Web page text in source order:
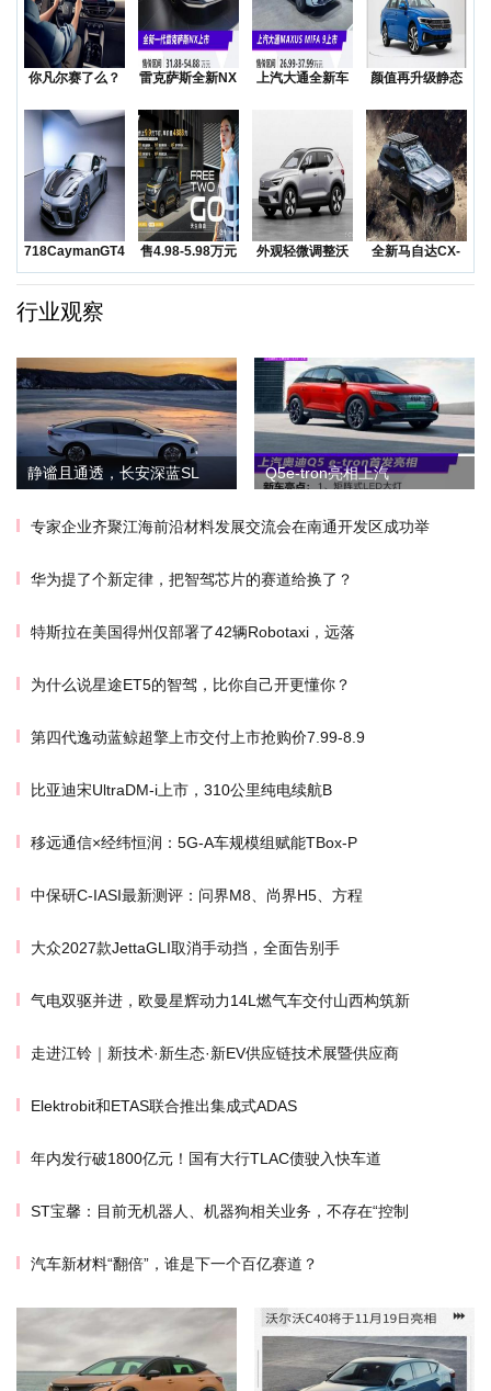
你凡尔赛了么？
降价
雷克萨斯全新NX
上汽大通全新车
颜值再升级静态
新
718CaymanGT4RS
领衔
售4.98-5.98万元
五菱Na
外观轻微调整沃
尔沃发布海外版
全新马自达CX-
50越野SUV正
行业观察
静谧且通透，长安深蓝SL Q5e-tron亮相上汽
专家企业齐聚江海前沿材料发展交流会在南通开发区成功举
华为提了个新定律，把智驾芯片的赛道给换了？
特斯拉在美国得州仅部署了42辆Robotaxi，远落
为什么说星途ET5的智驾，比你自己开更懂你？
第四代逸动蓝鲸超擎上市交付上市抢购价7.99-8.9
比亚迪宋UltraDM-i上市，310公里纯电续航B
移远通信×经纬恒润：5G-A车规模组赋能TBox-P
中保研C-IASI最新测评：问界M8、尚界H5、方程
大众2027款JettaGLI取消手动挡，全面告别手
气电双驱并进，欧曼星辉动力14L燃气车交付山西构筑新
走进江铃｜新技术·新生态·新EV供应链技术展暨供应商
Elektrobit和ETAS联合推出集成式ADAS
年内发行破1800亿元！国有大行TLAC债驶入快车道
ST宝馨：目前无机器人、机器狗相关业务，不存在“控制
汽车新材料“翻倍”，谁是下一个百亿赛道？